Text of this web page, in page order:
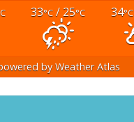
33°C / 25°C 34°C
by Weather Atlas